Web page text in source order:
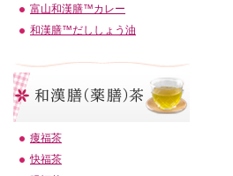
富山和漢膳™カレー
和漢膳™だししょう油
痩福茶
快福茶